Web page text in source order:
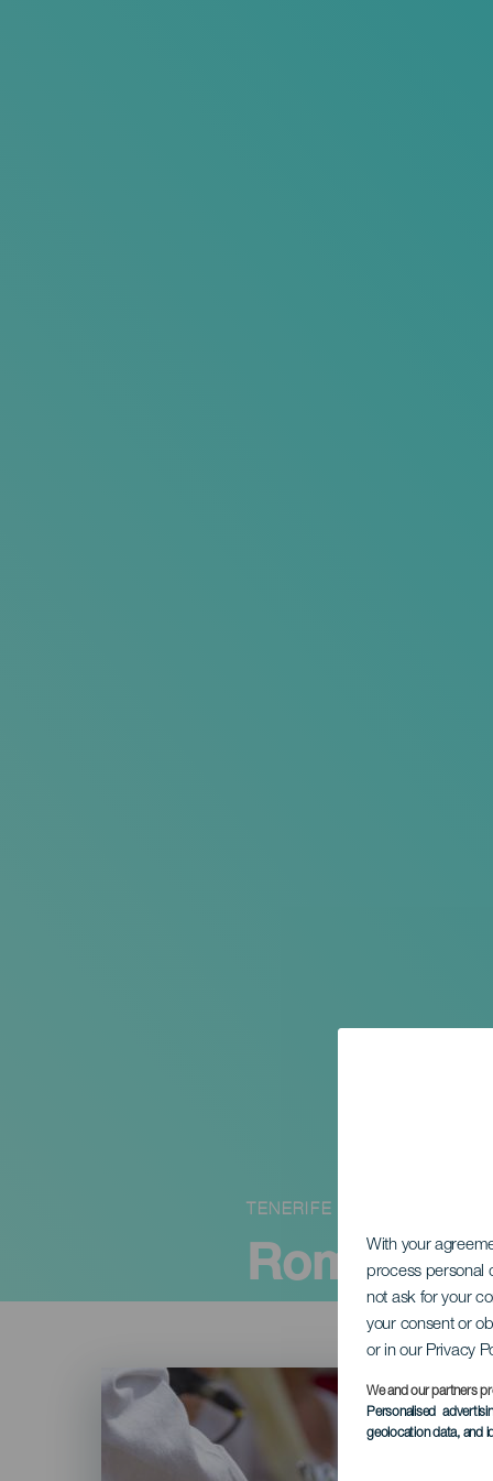
With your
process personal
not ask for your
your consent or
or in our Privacy
We and our partners
Personalised
geolocation data, and
Romería
TENERIFE
Imagen
Listado